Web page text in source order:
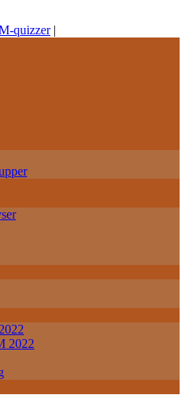
quizzer |
2022